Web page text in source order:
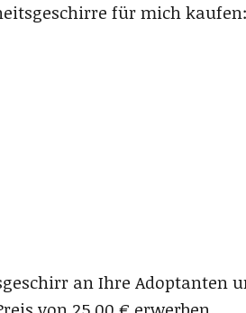
für mich kaufen:
an Ihre Adoptanten